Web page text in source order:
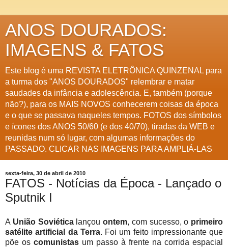
ANOS DOURADOS:
IMAGENS & FATOS
Este blog é uma REVISTA ELETRÔNICA QUINZENAL para
a turma dos "ANOS DOURADOS" relembrar e matar
saudades da infância e adolescência. E, também (porque
não?), para os MAIS NOVOS conhecerem coisas da época
e o que se passava naqueles tempos. FOTOS dos símbolos
e ícones dos ANOS 50/60 (e dos 40/70), tiradas da WEB e
reunidas num só lugar, com algumas informações do
PASSADO. CLICAR NAS IMAGENS PARA AMPLIÁ-LAS
sexta-feira, 30 de abril de 2010
FATOS - Notícias da Época - Lançado o
Sputnik I
A União Soviética lançou ontem, com sucesso, o primeiro
satélite artificial da Terra. Foi um feito impressionante que
põe os comunistas um passo à frente na corrida espacial